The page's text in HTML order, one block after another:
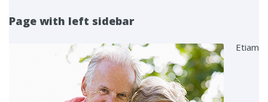
Page with left sidebar
Etiam